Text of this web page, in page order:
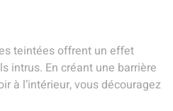
teintées offrent un effet
intrus. En créant une barrière
à l’intérieur, vous découragez